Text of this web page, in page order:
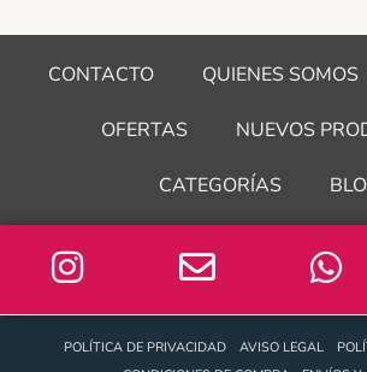
o
k
e g
a
CONTACTO QUIENES SOMOS
OFERTAS NUEVOS
CATEGORÍAS
POLÍTICA DE PRIVACIDAD AVISO LEGAL